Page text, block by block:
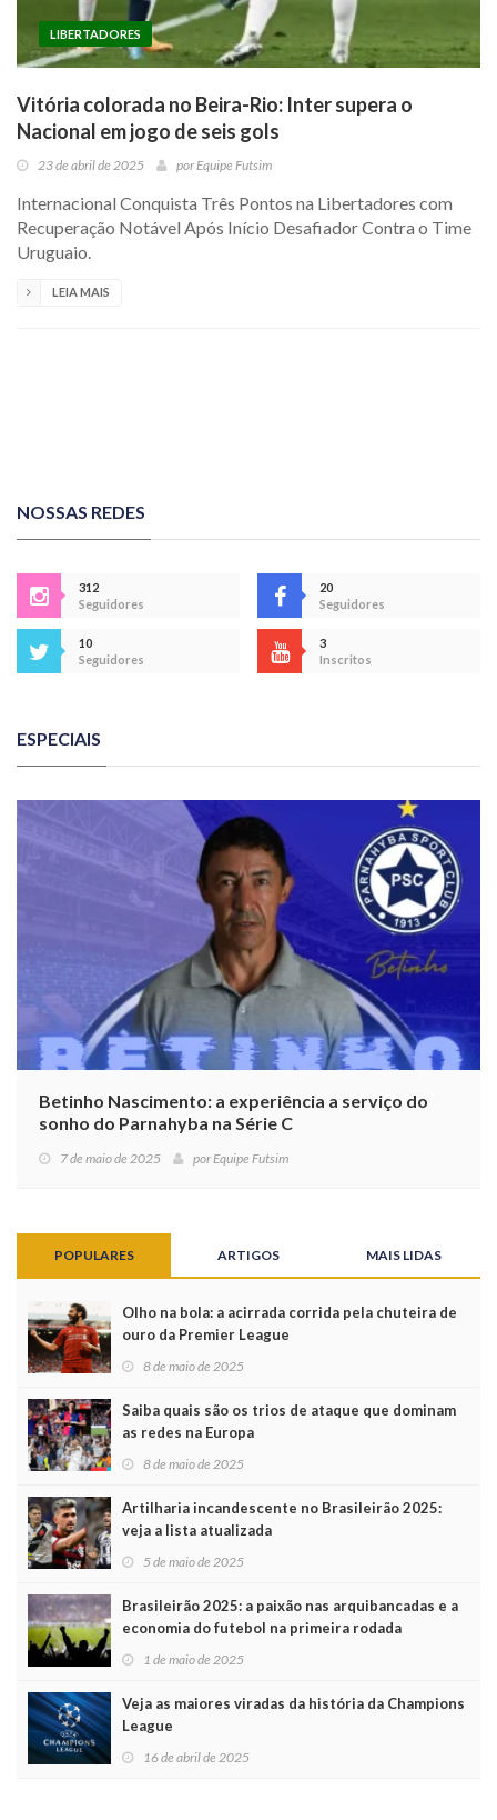
LIBERTADORES
Vitória colorada no Beira-Rio: Inter supera o
Nacional em jogo de seis gols
23 de abril de 2025 por Equipe Futsim
Internacional Conquista Três Pontos na Libertadores com
Recuperação Notável Após Início Desafiador Contra o Time
Uruguaio.
LEIA MAIS
NOSSAS REDES
312
Seguidores
20
Seguidores
10
Seguidores
3
Inscritos
ESPECIAIS
Betinho Nascimento: a experiência a serviço do
sonho do Parnahyba na Série C
7 de maio de 2025 por Equipe Futsim
POPULARES ARTIGOS MAIS LIDAS
Olho na bola: a acirrada corrida pela chuteira de
ouro da Premier League
8 de maio de 2025
Saiba quais são os trios de ataque que dominam
as redes na Europa
8 de maio de 2025
Artilharia incandescente no Brasileirão 2025:
veja a lista atualizada
5 de maio de 2025
Brasileirão 2025: a paixão nas arquibancadas e a
economia do futebol na primeira rodada
1 de maio de 2025
Veja as maiores viradas da história da Champions
League
16 de abril de 2025